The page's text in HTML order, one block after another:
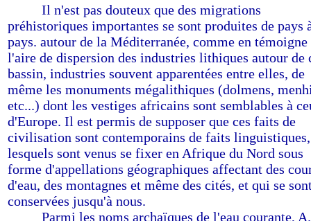
Il n'est pas douteux que des migrations
préhistoriques importantes se sont produites de pays
pays. autour de la Méditerranée, comme en témoigne
l'aire de dispersion des industries lithiques autour de
bassin, industries souvent apparentées entre elles, de
même les monuments mégalithiques (dolmens,
etc...) dont les vestiges africains sont semblables à
d'Europe. Il est permis de supposer que ces faits de
civilisation sont contemporains de faits linguistiques,
lesquels sont venus se fixer en Afrique du Nord sous
forme d'appellations géographiques affectant des
d'eau, des montagnes et même des cités, et qui se
conservées jusqu'à nous.
Parmi les noms archaïques de l'eau courante, A.